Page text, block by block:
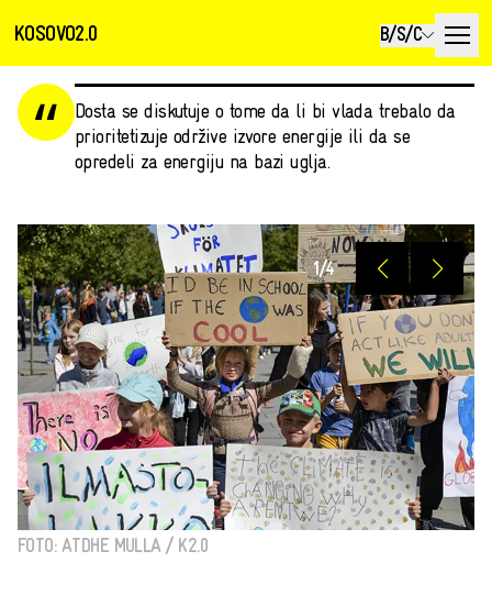
KOSOVO2.0 B/S/C
Dosta se diskutuje o tome da li bi vlada trebalo da
prioritetizuje održive izvore energije ili da se
opredeli za energiju na bazi uglja.
FOTO: ATDHE MULLA / K2.0
1/4